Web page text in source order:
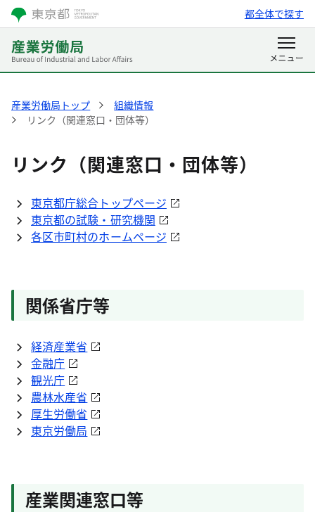
都全体で探す
産業労働局トップ
組織情報
リンク（関連窓口・団体等）
リンク（関連窓口・団体等）
東京都庁総合トップページ
東京都の試験・研究機関
各区市町村のホームページ
関係省庁等
経済産業省
金融庁
観光庁
農林水産省
厚生労働省
東京労働局
産業関連窓口等